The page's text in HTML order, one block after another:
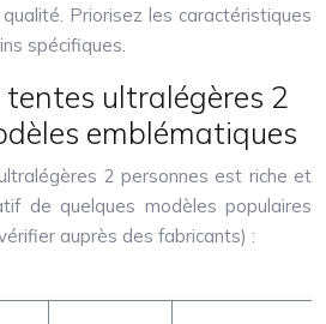
Priorisez les caractéristiques
spécifiques.
ultralégères 2
emblématiques
2 personnes est riche et
de quelques modèles populaires
auprès des fabricants) :